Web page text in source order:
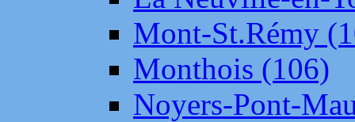
Mont-St.Rémy
Monthois (106)
Noyers-Pont-